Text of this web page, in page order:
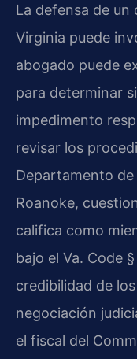
La defensa de un
Virginia puede
abogado puede
para determinar
impedimento
revisar los
Departamento de
Roanoke,
califica como
bajo el Va. Code
credibilidad de
negociación
el fiscal del